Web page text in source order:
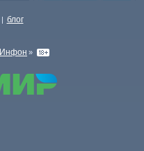
| блог
Инфон »